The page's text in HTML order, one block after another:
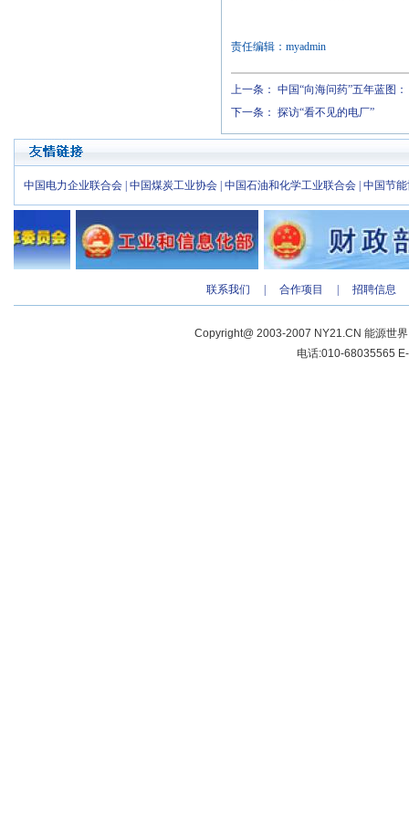
责任编辑：myadmin
上一条： 中国“向海问药”五年蓝图
下一条： 探访“看不见的电厂”
中国电力企业联合会 中国煤炭工业协会 中国石油和化学工业联合会 中国节
联系我们 合作项目 招聘信息
Copyright@ 2003-2007 NY21.CN 能源世
电话:010-68035565